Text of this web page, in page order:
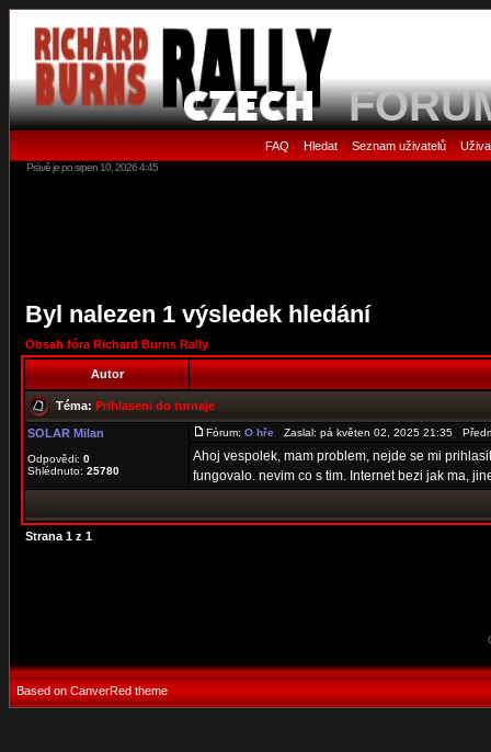
FAQ • Hledat• Seznam uživatelů•
Právě je po srpen 10, 2026 4:45
Byl nalezen 1 výsledek hledání
Obsah fóra Richard Burns Rally
Autor
Téma: Prihlaseni do turnaje
SOLAR Milan
Odpovědi: 0
Shlédnuto: 25780
Fórum: O hře Zaslal: pá květen 02, 2025 21:35
Ahoj vespolek, mam problem, nejde se mi
fungovalo. nevim co s tim. Internet bezi jak ma,
Strana 1 z 1
Based on CanverRed theme